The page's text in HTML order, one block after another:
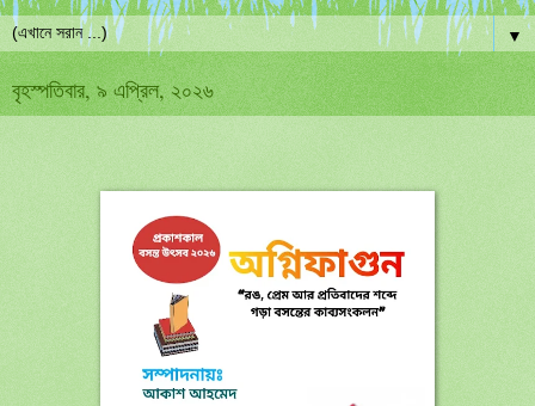
▼
বৃহস্পতিবার, ৯ এপ্রিল, ২০২৬